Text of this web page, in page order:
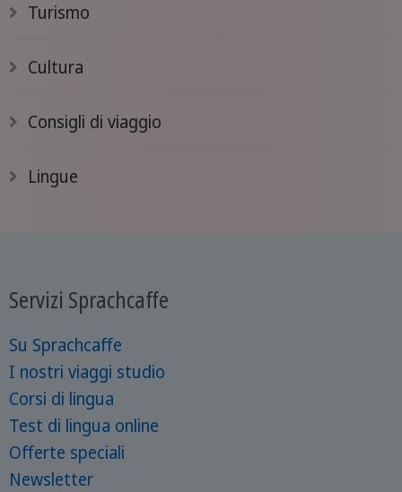
Turismo
Cultura
Consigli di viaggio
Lingue
Servizi Sprachcaffe
Su Sprachcaffe
I nostri viaggi studio
Corsi di lingua
Test di lingua online
Offerte speciali
Newsletter